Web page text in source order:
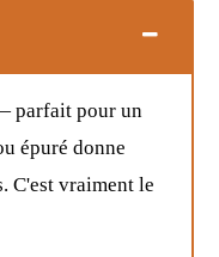
parfait pour un
épuré donne
C'est vraiment le